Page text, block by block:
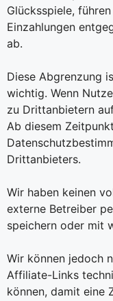
Glücksspiele,
Einzahlungen
ab.
Diese Abgrenzung
wichtig. Wenn
zu Drittanbietern
Ab diesem
Drittanbieters.
Wir haben keinen
externe Betreiber
speichern oder mit
Wir können jedoch
Affiliate-Links
können, damit eine